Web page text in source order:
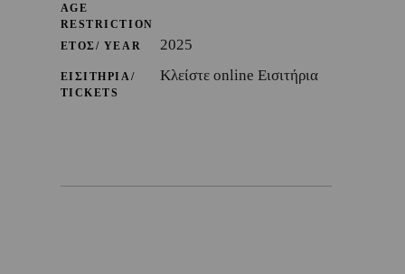
AGE
RESTRICTION
ΕΤΟΣ/ YEAR 2025
ΕΙΣΙΤΗΡΙΑ/
TICKETS
Κλείστε online Εισιτήρια